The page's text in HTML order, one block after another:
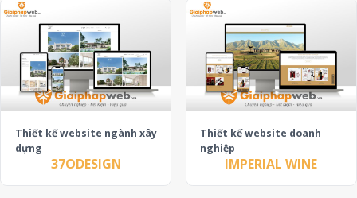
Thiết kế website ngành xây
dựng
37ODESIGN
Thiết kế website doanh
nghiệp
IMPERIAL WINE